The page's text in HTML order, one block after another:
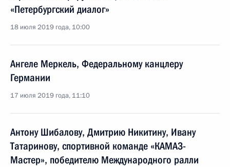
«Петербургский диалог»
18 июля 2019 года, 10:00
Ангеле Меркель, Федеральному канцлеру
Германии
17 июля 2019 года, 11:10
Антону Шибалову, Дмитрию Никитину, Ивану
Татаринову, спортивной команде «КАМАЗ-
Мастер», победителю Международного ралли